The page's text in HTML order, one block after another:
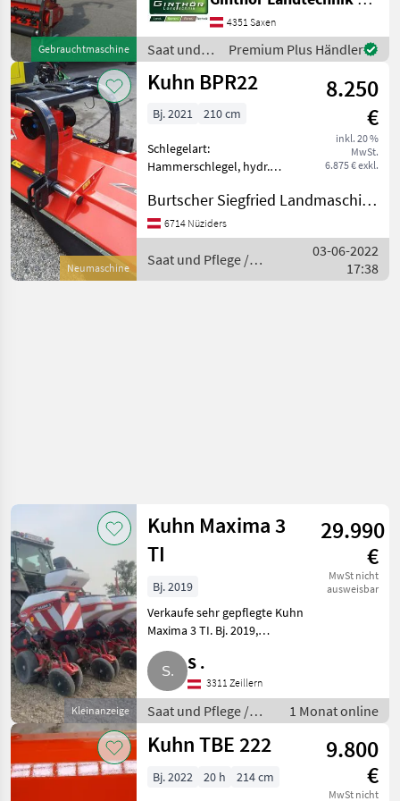
Gebrauchtmaschine
TBE 19, + Arbeitsbreite 1,
79m + Gesamtbreite 2, 04m
+ Rotoraußendurchmesser
425mm +
4351 Saxen
Saat und
Pflege /
Kuhn
Premium Plus Händler
Neumaschine
Kuhn BPR22
8.250
€
inkl. 20 %
MwSt.
6.875 € exkl.
Bj. 2021 210 cm
Schlegelart:
Hammerschlegel, hydr.
Freilauf im Getriebe Kuhn
BPR22 Front-Heckmulcher
mit 2, 1m Arbeitsbreite, 22
Stk Hammerschlegel,
Burtscher Siegfried Landmaschinen
6714 Nüziders
Saat und Pflege /
Kuhn
03-06-2022
17:38
Kleinanzeige
Kuhn Maxima 3
TI
29.990
€
MwSt nicht
ausweisbar
Bj. 2019
Verkaufe sehr gepflegte Kuhn
Maxima 3 TI. Bj. 2019,
Ersteinsatz 2020,
Saatüberwachung KMS 548.
Reihenbreite 45-80 cm,
Mikrogranulatstreuer. Saat und
Pflege Mulchgerä
S .
3311 Zeillern
Saat und Pflege /
Mulchgeräte
1 Monat online
Kuhn TBE 222
9.800
€
MwSt nicht
Bj. 2022 20 h 214 cm